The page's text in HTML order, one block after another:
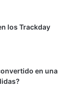
los Trackday
en una